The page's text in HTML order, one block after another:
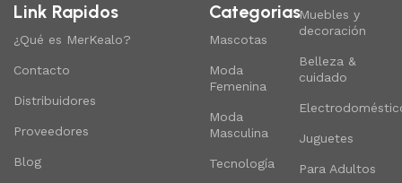
Link Rapidos
¿Qué es MerKealo?
Contacto
Distribuidores
Proveedores
Blog
Categorias
Mascotas
Moda
Femenina
Moda
Masculina
Tecnología
Muebles y
decoración
Belleza &
cuidado
Juguetes
Para Adultos